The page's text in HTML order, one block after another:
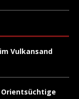
Vulkansand